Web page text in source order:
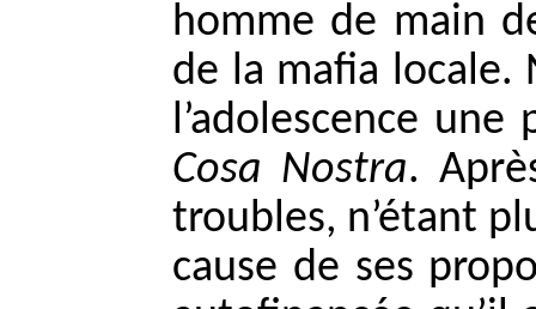
homme de main
de la mafia locale.
l’adolescence
Cosa Nostra.
troubles, n’étant
cause de ses